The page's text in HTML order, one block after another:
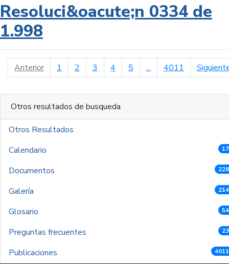
Resoluci&oacute;n 0334 de
1.998
Anteriorpágina anterior
1 2 3 4 5 ... 4011
Otros resultados de busqueda
Otros Resultados
Calendario
Documentos
Galería
Glosario
Preguntas frecuentes
Publicaciones